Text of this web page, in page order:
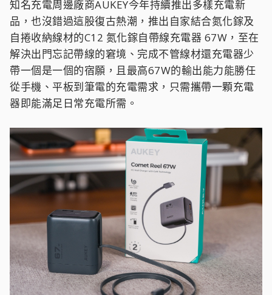
知名充電周邊廠商AUKEY今年持續推出多樣充電新
品，也沒錯過這股復古熱潮，推出自家結合氮化鎵及
自捲收納線材的C12 氮化鎵自帶線充電器 67W，至在
解決出門忘記帶線的窘境、完成不管線材還充電器少
帶一個是一個的宿願，且最高67W的輸出能力能勝任
從手機、平板到筆電的充電需求，只需攜帶一顆充電
器即能滿足日常充電所需。